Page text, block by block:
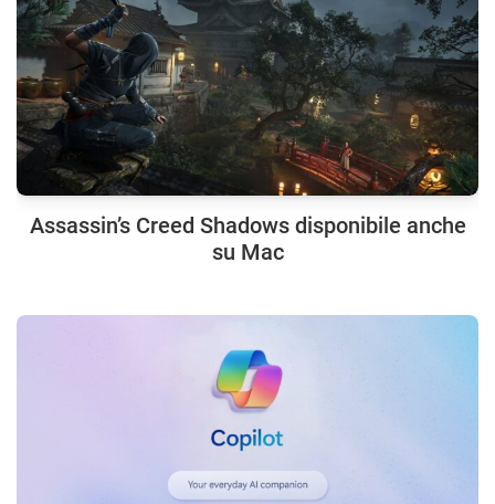
Assassin’s Creed Shadows disponibile anche
su Mac